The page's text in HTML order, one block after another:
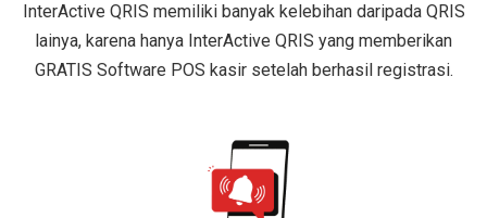
InterActive QRIS memiliki banyak kelebihan daripada QRIS
lainya, karena hanya InterActive QRIS yang memberikan
GRATIS Software POS kasir setelah berhasil registrasi.